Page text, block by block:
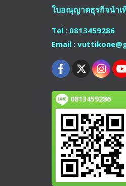
ใบอณุญาตธุรกิจนำเ
Tel : 0813459286
Email :
0813459286